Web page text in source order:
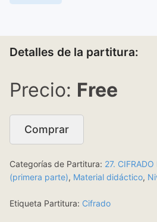
Detalles de la partitura:
Free
Comprar
Categorías de Partitura: 27. CIFRADO
(primera parte), Material didáctico,
Etiqueta Partitura: Cifrado